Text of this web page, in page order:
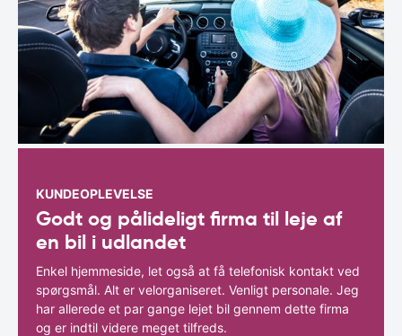
KUNDEOPLEVELSE
Godt og pålideligt firma til leje af
en bil i udlandet
Enkel hjemmeside, let også at få telefonisk kontakt ved
spørgsmål. Alt er velorganiseret. Venligt personale. Jeg
har allerede et par gange lejet bil gennem dette firma
og er indtil videre meget tilfreds.